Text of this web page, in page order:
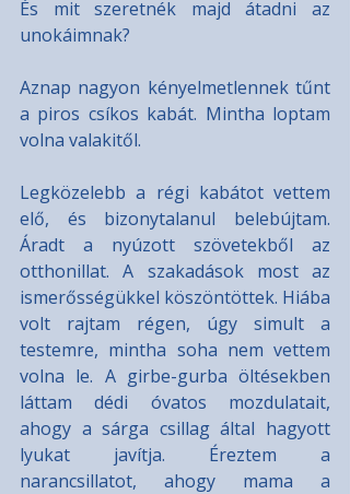
És mit szeretnék majd átadni az
unokáimnak?
Aznap nagyon kényelmetlennek tűnt
a piros csíkos kabát. Mintha loptam
volna valakitől.
Legközelebb a régi kabátot vettem
elő, és bizonytalanul belebújtam.
Áradt a nyúzott szövetekből az
otthonillat. A szakadások most az
ismerősségükkel köszöntöttek. Hiába
volt rajtam régen, úgy simult a
testemre, mintha soha nem vettem
volna le. A girbe-gurba öltésekben
láttam dédi óvatos mozdulatait,
ahogy a sárga csillag által hagyott
lyukat javítja. Éreztem a
narancsillatot, ahogy mama a